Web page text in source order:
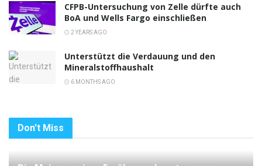
CFPB-Untersuchung von Zelle dürfte auch
BoA und Wells Fargo einschließen
2 YEARS AGO
Unterstützt die Verdauung und den
Mineralstoffhaushalt
6 MONTHS AGO
Don't Miss